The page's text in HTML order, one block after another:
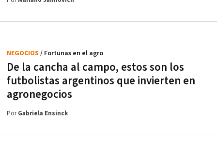
De la cancha al campo, estos son los
futbolistas argentinos que invierten en
agronegocios
NEGOCIOS / Fortunas en el agro
PorGabriela Ensinck